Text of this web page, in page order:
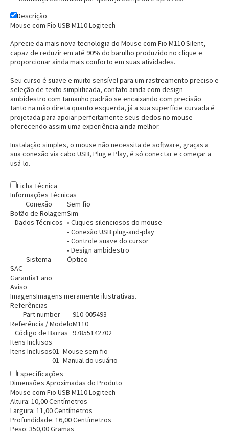
Entrega Flash
Entendi
Cartão de crédito
Pagamento via Pix
Retire na Loja
Entendi
Descrição
Mouse com Fio USB M110 Logitech
Aprecie da mais nova tecnologia do Mouse com Fio M110 Silent,
capaz de reduzir em até 90% do barulho produzido no clique e
proporcionar ainda mais conforto em suas atividades.
Seu curso é suave e muito sensível para um rastreamento preciso e
seleção de texto simplificada, contato ainda com design
ambidestro com tamanho padrão se encaixando com precisão
tanto na mão direta quanto esquerda, já a sua superfície curvada é
projetada para apoiar perfeitamente seus dedos no mouse
oferecendo assim uma experiência ainda melhor.
Instalação simples, o mouse não necessita de software, graças a
sua conexão via cabo USB, Plug e Play, é só conectar e começar a
usá-lo.
Ficha Técnica
Informações Técnicas
Conexão
Sem fio
Botão de RolagemSim
Dados Técnicos • Cliques silenciosos do mouse
• Conexão USB plug-and-play
• Controle suave do cursor
• Design ambidestro
Sistema
Óptico
SAC
Garantia1 ano
Aviso
ImagensImagens meramente ilustrativas.
Referências
Part number
910-005493
Referência / ModeloM110
Código de Barras 97855142702
Itens Inclusos
Itens Inclusos01- Mouse sem fio
01- Manual do usuário
Especificações
Dimensões Aproximadas do Produto
Mouse com Fio USB M110 Logitech
Altura: 10,00Centímetros
Largura: 11,00Centímetros
Profundidade: 16,00Centímetros
Peso: 350,00Gramas